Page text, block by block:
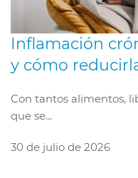
Inflamación
y cómo
Con tantos alimentos,
que se...
30 de julio de 2026